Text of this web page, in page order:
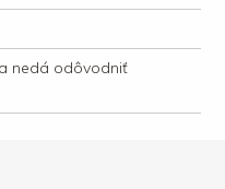
nedá odôvodniť